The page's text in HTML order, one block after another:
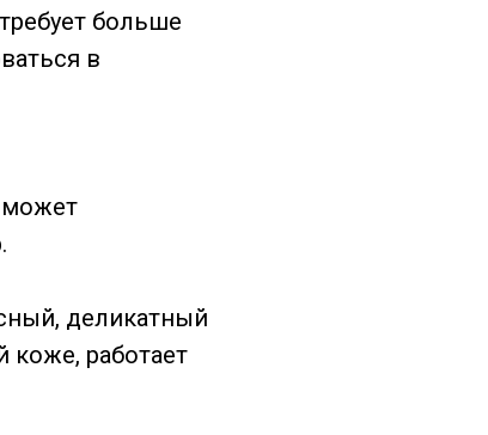
больше
в
может
деликатный
коже, работает